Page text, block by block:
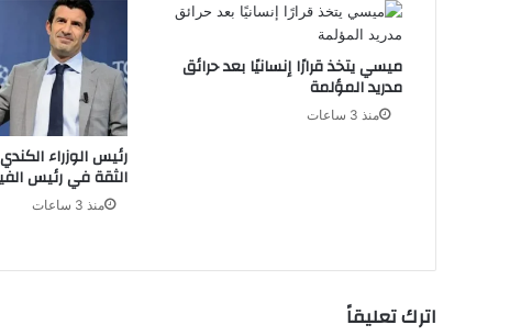
رئيس الوزراء
الثقة في رئيس
منذ 3 ساعات
ميسي يتخذ قرارًا إنسانيًا بعد حرائق
مدريد المؤلمة
منذ 3 ساعات
اترك تعليقاً